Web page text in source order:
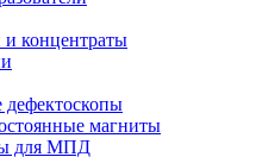
концентраты
магниты
для МПД